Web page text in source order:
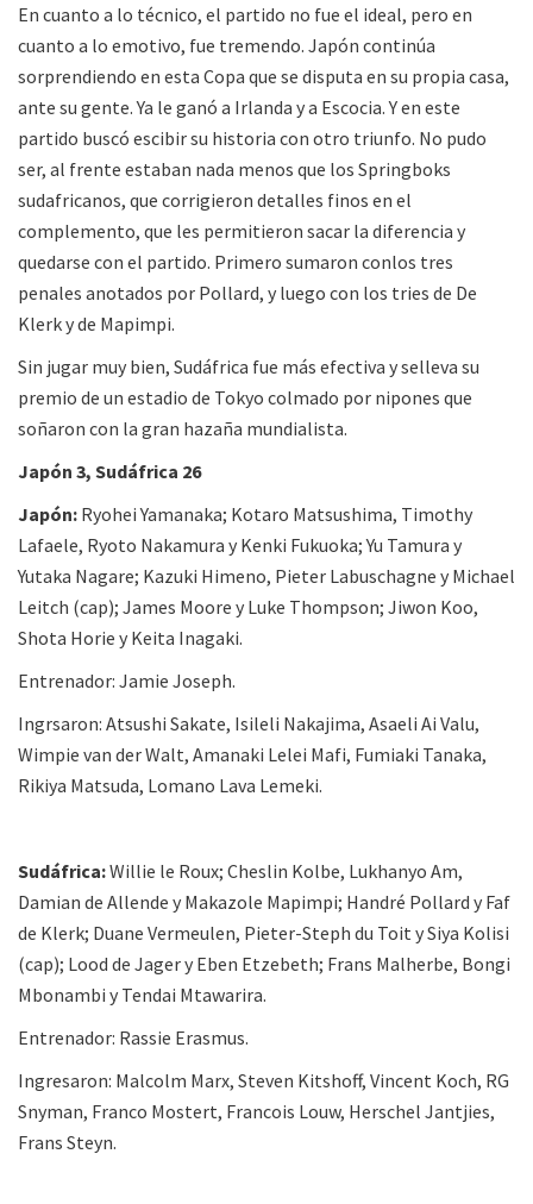
En cuanto a lo técnico, el partido no fue el ideal, pero en
cuanto a lo emotivo, fue tremendo. Japón continúa
sorprendiendo en esta Copa que se disputa en su propia casa,
ante su gente. Ya le ganó a Irlanda y a Escocia. Y en este
partido buscó escibir su historia con otro triunfo. No pudo
ser, al frente estaban nada menos que los Springboks
sudafricanos, que corrigieron detalles finos en el
complemento, que les permitieron sacar la diferencia y
quedarse con el partido. Primero sumaron conlos tres
penales anotados por Pollard, y luego con los tries de De
Klerk y de Mapimpi.
Sin jugar muy bien, Sudáfrica fue más efectiva y selleva su
premio de un estadio de Tokyo colmado por nipones que
soñaron con la gran hazaña mundialista.
Japón 3, Sudáfrica 26
Japón: Ryohei Yamanaka; Kotaro Matsushima, Timothy
Lafaele, Ryoto Nakamura y Kenki Fukuoka; Yu Tamura y
Yutaka Nagare; Kazuki Himeno, Pieter Labuschagne y Michael
Leitch (cap); James Moore y Luke Thompson; Jiwon Koo,
Shota Horie y Keita Inagaki.
Entrenador: Jamie Joseph.
Ingrsaron: Atsushi Sakate, Isileli Nakajima, Asaeli Ai Valu,
Wimpie van der Walt, Amanaki Lelei Mafi, Fumiaki Tanaka,
Rikiya Matsuda, Lomano Lava Lemeki.
Sudáfrica:Willie le Roux; Cheslin Kolbe, Lukhanyo Am,
Damian de Allende y Makazole Mapimpi; Handré Pollard y Faf
de Klerk; Duane Vermeulen, Pieter-Steph du Toit y Siya Kolisi
(cap); Lood de Jager y Eben Etzebeth; Frans Malherbe, Bongi
Mbonambi y Tendai Mtawarira.
Entrenador: Rassie Erasmus.
Ingresaron: Malcolm Marx, Steven Kitshoff, Vincent Koch, RG
Snyman, Franco Mostert, Francois Louw, Herschel Jantjies,
Frans Steyn.